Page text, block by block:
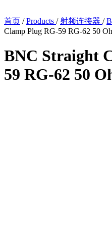
首页 / Products / 射频连接器 /
Clamp Plug RG-59 RG-62 50
BNC Straight
59 RG-62 50